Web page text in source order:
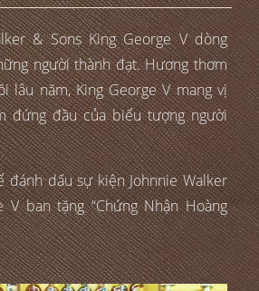
& Sons King George V dòng
người thành đạt. Hương thơm
lâu năm, King George V mang vị
đứng đầu của biểu tượng người
dấu sự kiện Johnnie Walker
V ban tặng “Chứng Nhận Hoàng